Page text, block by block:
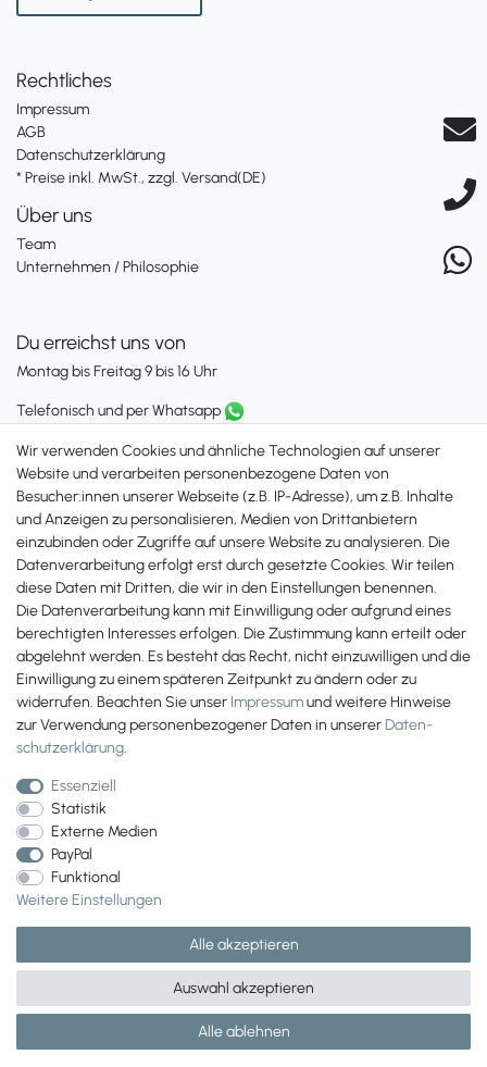
Rechtliches
Impressum
AGB
Datenschutzerklärung
* Preise inkl. MwSt., zzgl. Versand(DE)
Über uns
Team
Unternehmen / Philosophie
Du erreichst uns von
Montag bis Freitag 9 bis 16 Uhr
Telefonisch und per Whatsapp
+49 561 287 907 84
Zahlungsmöglichkeiten
Wir verwenden Cookies und ähnliche Technologien auf unserer
Website und verarbeiten personenbezogene Daten von
Besucher:innen unserer Webseite (z.B. IP-Adresse), um z.B. Inhalte
und Anzeigen zu personalisieren, Medien von Drittanbietern
einzubinden oder Zugriffe auf unsere Website zu analysieren. Die
Datenverarbeitung erfolgt erst durch gesetzte Cookies. Wir teilen
diese Daten mit Dritten, die wir in den Einstellungen benennen.
Die Datenverarbeitung kann mit Einwilligung oder aufgrund eines
berechtigten Interesses erfolgen. Die Zustimmung kann erteilt oder
abgelehnt werden. Es besteht das Recht, nicht einzuwilligen und die
Einwilligung zu einem späteren Zeitpunkt zu ändern oder zu
widerrufen. Beachten Sie unser Impressumund weitere Hinweise
zur Verwendung personenbezogener Daten in unsererDaten­
schutz­erklärung.
Essenziell
Statistik
Externe Medien
PayPal
Funktional
Weitere Einstellungen
Alle akzeptieren
Alle ablehnen
Auswahl akzeptieren